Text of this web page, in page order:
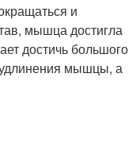
и
мышца достигла
достичь большого
мышцы, а